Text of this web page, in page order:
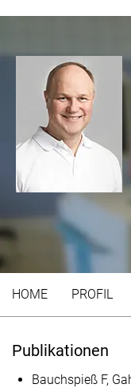
HOME PROFIL
Publikationen
Bauchspieß F,